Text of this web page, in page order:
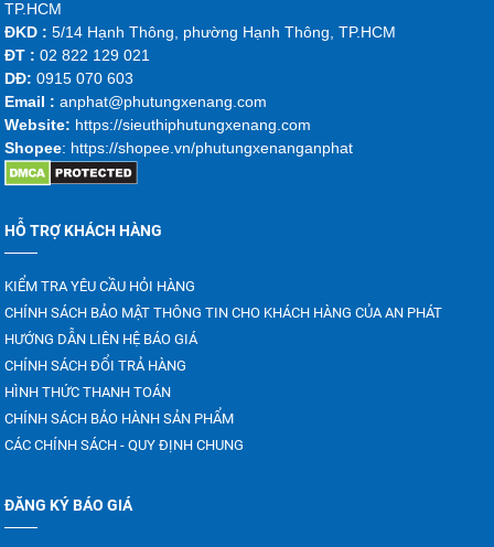
TP.HCM
ĐKD :5/14 Hạnh Thông, phường Hạnh Thông, TP.HCM
ĐT : 02 822 129 021
DĐ:0915 070 603
Email :anphat@phutungxenang.com
Website: https://sieuthiphutungxenang.com
Shopee: https://shopee.vn/phutungxenanganphat
HỖ TRỢ KHÁCH HÀNG
KIỂM TRA YÊU CẦU HỎI HÀNG
CHÍNH SÁCH BẢO MẬT THÔNG TIN CHO KHÁCH HÀNG CỦA AN PHÁT
HƯỚNG DẪN LIÊN HỆ BÁO GIÁ
CHÍNH SÁCH ĐỔI TRẢ HÀNG
HÌNH THỨC THANH TOÁN
CHÍNH SÁCH BẢO HÀNH SẢN PHẨM
CÁC CHÍNH SÁCH - QUY ĐỊNH CHUNG
ĐĂNG KÝ BÁO GIÁ